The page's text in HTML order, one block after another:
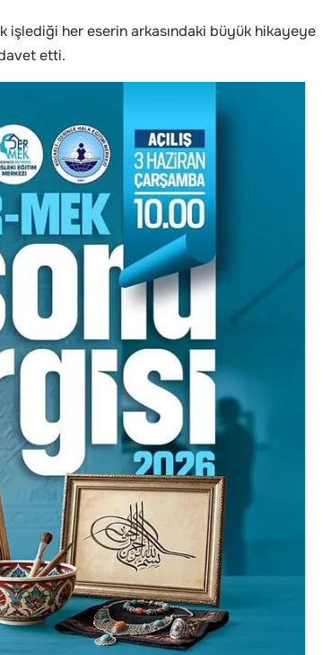
işlediği her eserin arkasındaki büyük hikayeye
etti.